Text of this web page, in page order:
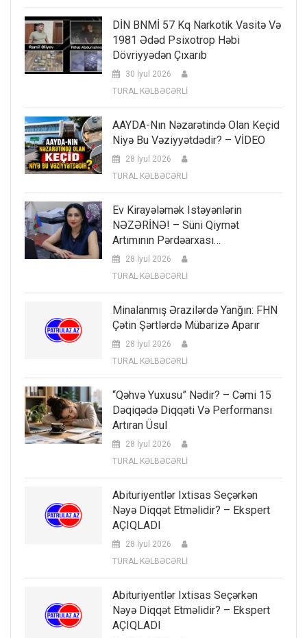
DİN BNMİ 57 Kq Narkotik Vasitə Və
1981 Ədəd Psixotrop Həbi
Dövriyyədən Çıxarıb
30 İyul 2026
TURAL KƏLBƏCƏRLİ
AAYDA-Nın Nəzarətində Olan Keçid
Niyə Bu Vəziyyətdədir? – VİDEO
28 İyul 2026
TURAL KƏLBƏCƏRLİ
Ev Kirayələmək Istəyənlərin
NƏZƏRİNƏ! – Süni Qiymət
Artımının Pərdəarxası…
28 İyul 2026
TURAL KƏLBƏCƏRLİ
Minalanmış Ərazilərdə Yanğın: FHN
Çətin Şərtlərdə Mübarizə Aparır
28 İyul 2026
TURAL KƏLBƏCƏRLİ
“Qəhvə Yuxusu” Nədir? – Cəmi 15
Dəqiqədə Diqqəti Və Performansı
Artıran Üsul
28 İyul 2026
TURAL KƏLBƏCƏRLİ
Abituriyentlər Ixtisas Seçərkən
Nəyə Diqqət Etməlidir? – Ekspert
AÇIQLADI
28 İyul 2026
TURAL KƏLBƏCƏRLİ
Abituriyentlər Ixtisas Seçərkən
Nəyə Diqqət Etməlidir? – Ekspert
AÇIQLADI